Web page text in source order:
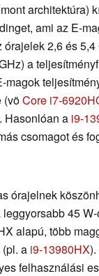
architektúra)
ami az E-
2,6 és
a
magok
(vöCore i7-
Hasonlóan a i9-
csomagot és
órajelnek
45
alapú, több
a i9-13980HX
felhasználási